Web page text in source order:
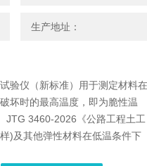
生产地址：
验仪（新标准）用于测定材料在
坏时的最高温度，即为脆性温
JTG 3460-2026《公路工程土工
)及其他弹性材料在低温条件下